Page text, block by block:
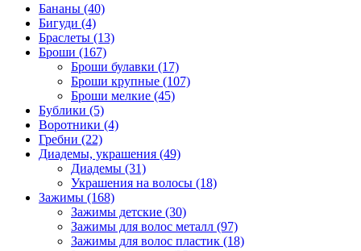
Бананы (40)
Бигуди (4)
Браслеты (13)
Броши (167)
Броши булавки (17)
Броши крупные (107)
Броши мелкие (45)
Бублики (5)
Воротники (4)
Гребни (22)
Диадемы, украшения (49)
Диадемы (31)
Украшения на волосы (18)
Зажимы (168)
Зажимы детские (30)
Зажимы для волос металл (97)
Зажимы для волос пластик (18)